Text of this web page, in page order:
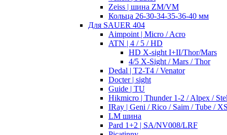
Zeiss | шина ZM/VM
Кольца 26-30-34-35-36-40 мм
Для SAUER 404
Aimpoint | Micro / Acro
ATN | 4 / 5 / HD
HD X-sight I+II/Thor/Mars
4/5 X-Sight / Mars / Thor
Dedal | T2-T4 / Venator
Docter | sight
Guide | TU
Hikmicro | Thunder 1-2 / Alpex /
IRay | Geni / Rico / Saim / Tube /
LM шина
Pard 1+2 | SA/NV008/LRF